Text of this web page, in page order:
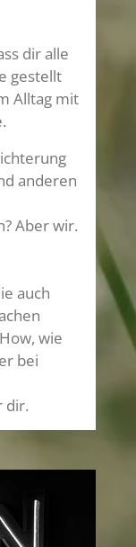
dir alle
gestellt
Alltag mit
anderen
Aber wir.
auch
wie
bei
dir.